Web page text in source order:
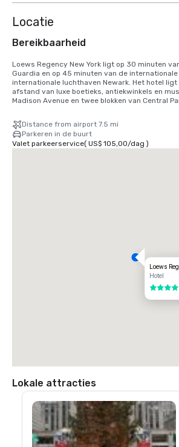
Locatie
Bereikbaarheid
Loews Regency New York ligt op 30 minuten
Guardia en op 45 minuten van de
internationale luchthaven Newark. Het hotel ligt
afstand van luxe boetieks, antiekwinkels en
Madison Avenue en twee blokken van Central
Distance from airport 7.5 mi
Parkeren in de buurt
Valet parkeerservice( US$ 105,00/dag )
Loews
Hotel
4 van 5
Lokale attracties